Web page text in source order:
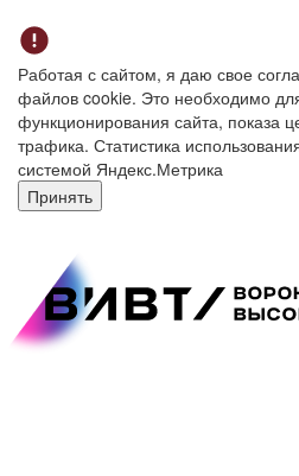
Работая с сайтом, я даю свое
файлов cookie. Это необходимо
функционирования сайта, показа
трафика. Статистика
системой Яндекс.Метрика
Принять